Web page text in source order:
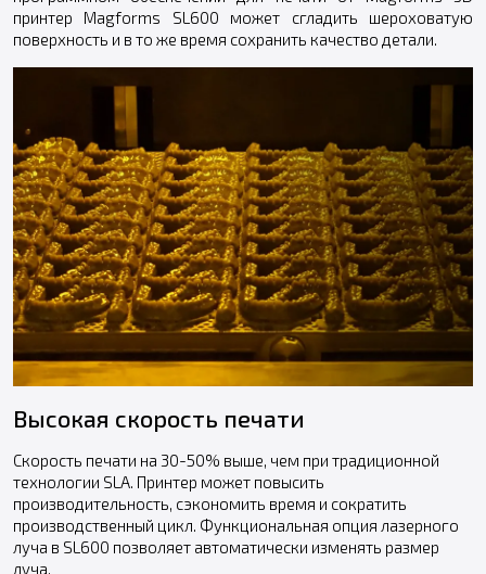
принтер Magforms SL600 может сгладить шероховатую
поверхность и в то же время сохранить качество детали.
Высокая скорость печати
Скорость печати на 30-50% выше, чем при традиционной
технологии SLA. Принтер может повысить
производительность, сэкономить время и сократить
производственный цикл. Функциональная опция лазерного
луча в SL600 позволяет автоматически изменять размер
луча.